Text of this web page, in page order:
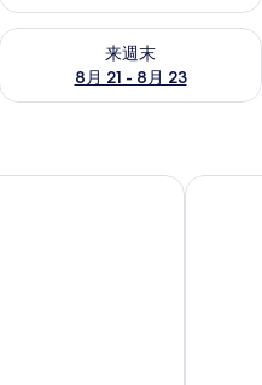
チェック
来週末
8月 21 - 8月 23
来週末 8月 21 - 8月 23 の空室
HOTEL